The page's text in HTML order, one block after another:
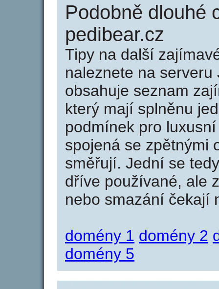
Podobně dlouhé
pedibear.cz
Tipy na další
naleznete na serveru
obsahuje seznam
který mají splněnu
podmínek pro
spojená se zpětnými
směřují. Jední se
dříve používané, ale
nebo smazání čekají
domény 1 domény 2
domény 5